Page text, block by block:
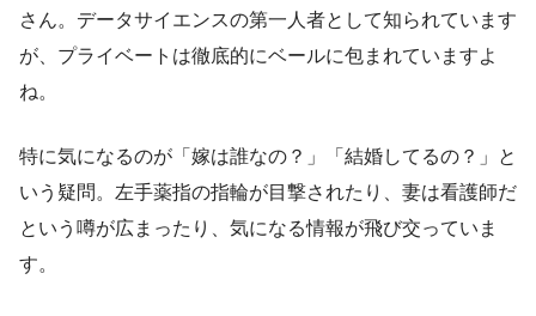
さん。データサイエンスの第一人者として知られています
が、プライベートは徹底的にベールに包まれていますよ
ね。
特に気になるのが「嫁は誰なの？」「結婚してるの？」と
いう疑問。左手薬指の指輪が目撃されたり、妻は看護師だ
という噂が広まったり、気になる情報が飛び交っていま
す。